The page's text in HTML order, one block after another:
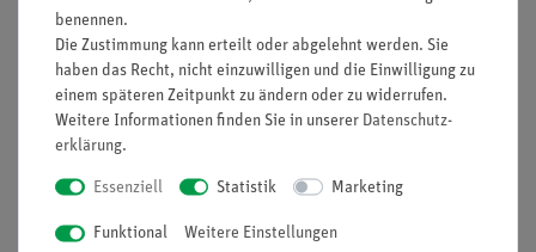
DVD mit ca. 17 Minuten Laufzeit, 15 Interaktive Tafelbilder, 9
Bilder und Grafiken zum Film, 9 Arbeitsblätter, Begleittext
Zielgruppe: ab 8. Schuljahr
benennen.
Die Zustimmung kann erteilt oder abgelehnt werden. Sie
haben das Recht, nicht einzuwilligen und die Einwilligung zu
einem späteren Zeitpunkt zu ändern oder zu widerrufen.
Weitere Informationen finden Sie in unserer Daten­schutz­
erklärung.
Essenziell Statistik Marketing
Funktional Weitere Einstellungen